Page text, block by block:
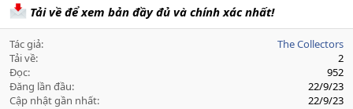
Tải về để xem bản đầy đủ và chính xác nhất!
Tác giả
The Collectors
Tải về
2
Đọc
952
Đăng lần đầu
22/9/23
Cập nhật gần nhất
22/9/23